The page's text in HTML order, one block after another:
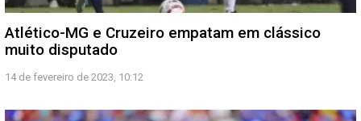
Atlético-MG e Cruzeiro empatam em clássico
muito disputado
14 de fevereiro de 2023, 10:12